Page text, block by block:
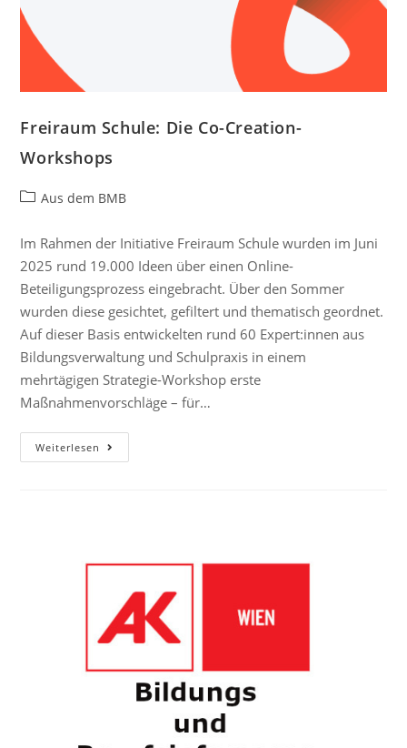
Freiraum Schule: Die Co-Creation-
Workshops
Aus dem BMB
Im Rahmen der Initiative Freiraum Schule wurden im Juni
2025 rund 19.000 Ideen über einen Online-
Beteiligungsprozess eingebracht. Über den Sommer
wurden diese gesichtet, gefiltert und thematisch geordnet.
Auf dieser Basis entwickelten rund 60 Expert:innen aus
Bildungsverwaltung und Schulpraxis in einem
mehrtägigen Strategie-Workshop erste
Maßnahmenvorschläge – für…
Weiterlesen